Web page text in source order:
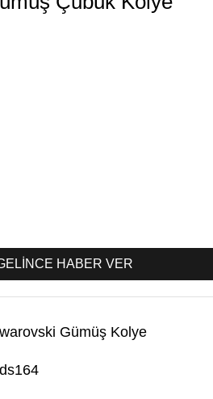
HABER VER
Gümüş Kolye